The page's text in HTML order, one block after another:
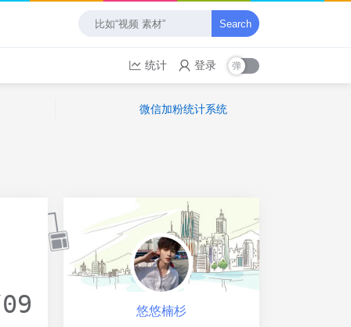
Search
统计 登录
微信加粉统计系统
悠悠楠杉